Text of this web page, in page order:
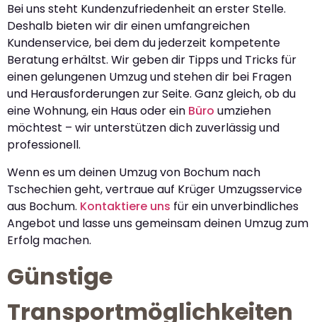
Bei uns steht Kundenzufriedenheit an erster Stelle.
Deshalb bieten wir dir einen umfangreichen
Kundenservice, bei dem du jederzeit kompetente
Beratung erhältst. Wir geben dir Tipps und Tricks für
einen gelungenen Umzug und stehen dir bei Fragen
und Herausforderungen zur Seite. Ganz gleich, ob du
eine Wohnung, ein Haus oder ein Büro umziehen
möchtest – wir unterstützen dich zuverlässig und
professionell.
Wenn es um deinen Umzug von Bochum nach
Tschechien geht, vertraue auf Krüger Umzugsservice
aus Bochum. Kontaktiere uns für ein unverbindliches
Angebot und lasse uns gemeinsam deinen Umzug zum
Erfolg machen.
Günstige
Transportmöglichkeiten